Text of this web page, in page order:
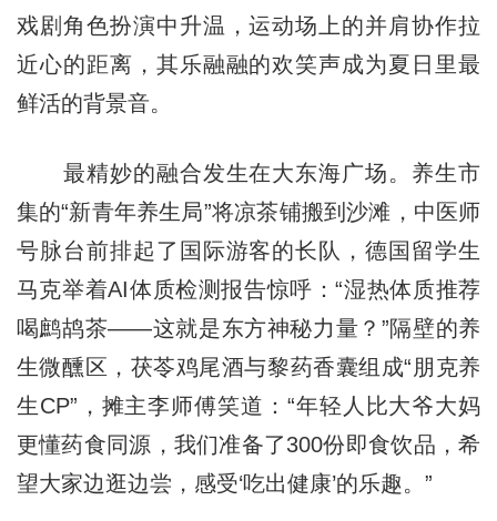
戏剧角色扮演中升温，运动场上的并肩协作拉
近心的距离，其乐融融的欢笑声成为夏日里最
鲜活的背景音。
最精妙的融合发生在大东海广场。养生市
集的“新青年养生局”将凉茶铺搬到沙滩，中医师
号脉台前排起了国际游客的长队，德国留学生
马克举着AI体质检测报告惊呼：“湿热体质推荐
喝鹧鸪茶——这就是东方神秘力量？”隔壁的养
生微醺区，茯苓鸡尾酒与黎药香囊组成“朋克养
生CP”，摊主李师傅笑道：“年轻人比大爷大妈
更懂药食同源，我们准备了300份即食饮品，希
望大家边逛边尝，感受‘吃出健康’的乐趣。”